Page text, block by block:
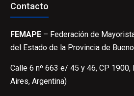
Contacto
FEMAPE – Federación de
del Estado de la Provincia de
Calle 6 nº 663 e/ 45 y 46, CP 1900,
Aires, Argentina)